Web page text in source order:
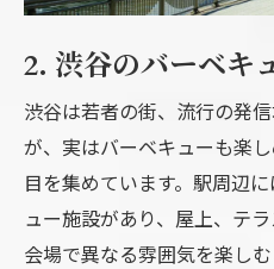
2. 渋谷のバーベキ
渋谷は若者の街、流行の発
が、実はバーベキューも楽
目を集めています。駅周辺
ュー施設があり、屋上、テ
会場で異なる雰囲気を楽し